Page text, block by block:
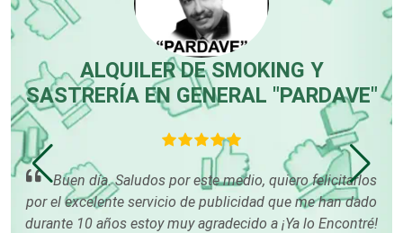
Centros de Espectáculos
Centros de Nutrición
Centros Turísticos
ALQUILER DE SMOKING Y
SASTRERÍA EN GENERAL "PARDAVE"
Buen día. Saludos por este medio, quiero felicitarlos
por el excelente servicio de publicidad que me han dado
durante 10 años estoy muy agradecido a ¡Ya lo Encontré!